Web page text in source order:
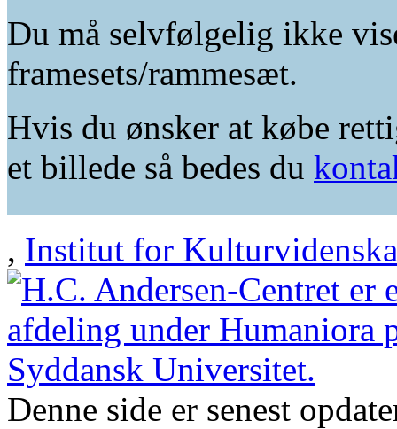
Du må selvfølgelig ikke
framesets/rammesæt.
Hvis du ønsker at købe
et billede så bedes du
, Institut for
Denne side er senest